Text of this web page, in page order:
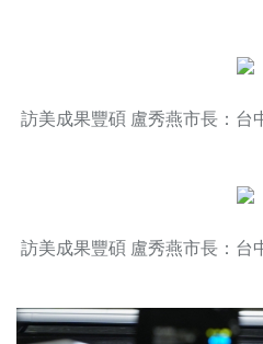
訪美成果豐碩 盧秀燕市長：台
訪美成果豐碩 盧秀燕市長：台